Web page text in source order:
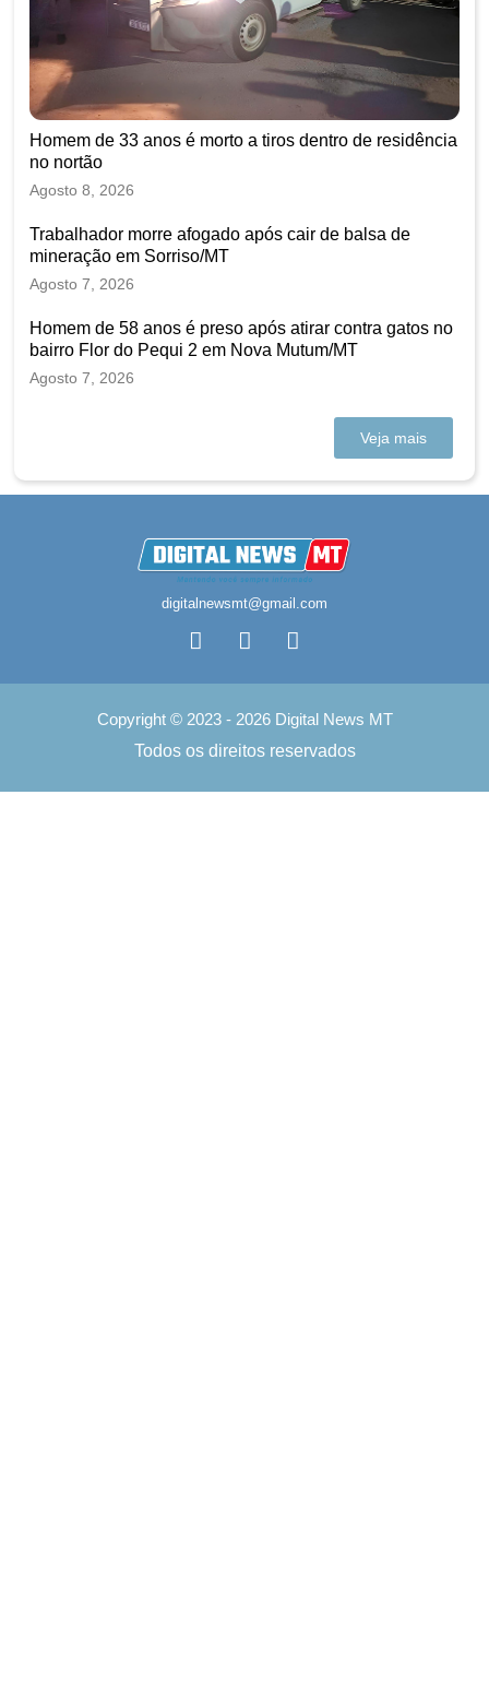
Homem de 33 anos é morto a tiros dentro de residência
no nortão
Agosto 8, 2026
Trabalhador morre afogado após cair de balsa de
mineração em Sorriso/MT
Agosto 7, 2026
Homem de 58 anos é preso após atirar contra gatos no
bairro Flor do Pequi 2 em Nova Mutum/MT
Agosto 7, 2026
Veja mais
digitalnewsmt@gmail.com
Copyright © 2023 - 2026 Digital News MT
Todos os direitos reservados